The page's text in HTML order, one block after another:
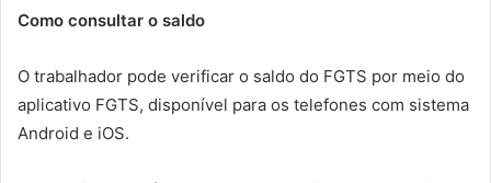
Como consultar o saldo
O trabalhador pode verificar o saldo do FGTS por meio do
aplicativo FGTS, disponível para os telefones com sistema
Android e iOS.